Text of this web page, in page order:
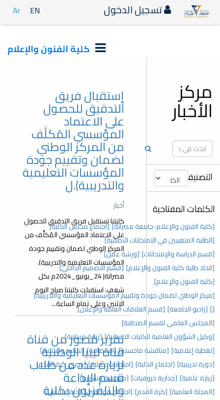
Ar EN تسجيل الدخول
كلية الفنون والإعلام
مركز
الأخبار
التصنيفات
الكلمات المفتاحية
[كلية الفنون والإعلام-جامعة مصراتة] [اجتماع مجلس الكلية]
[الطلبة المتغيبين في الامتحانات النصفية]
[قسم الدراسة والإمتحانات] [ورشة عمل]
[اتحاد طلبة كلية الفنون والإعلام][قسم التصميم الداخلي]
[كلية الفنون والإعلام]
[مركز الوطني لضمان جودة وتقييم المؤسسات التعليمية والتدريبية]
[] [راديو الجامعة] [قسم العلاقات العامة والإعلان]
[المجلس العلمي لقسم الصحافة]
[وكيل الشؤون العلمية للكليات الانسانية] [زيارة ميدانية]
[تغطية إعلامية] [مناقشة ماجستير] [استضافة] [تسليم واستلام]
[دورة تدريبية] [اجتماع الكلية] [امتحانات عملية][دوري كرة القدم]
[زيارة علمية] [جدارية حروفيات] [مناقشة مشاريع]
[المجلة العلمية] [كرة القدم] [اجتماع موظفين][حلقة نقاش]
إستقبال فريق
التدقيق للحصول
على الاعتماد
المؤسسي المُكلًَف
من المركز الوطني
لضمان وتقييم جودة
المؤسسات التعليمية
والتدريبية).ل
أخبار
كليتنا تستقبل فريق التدقيق للحصول
على الاعتماد المؤسسي المُكلًَف من
المركز الوطني لضمان وتقييم جودة
المؤسسات التعليمية والتدريبية).
مصراتة| 24_يونيو_2024م بكل
شغف، استقبلت كليتنا صباح اليوم
الاثنين وعلى تمام الساعة...
تقرير مُصور من قناة
قناة ليبيا الوطنية
لزيارة عدد من طلاب
قسم الإذاعة
والتلفزيون بكلية